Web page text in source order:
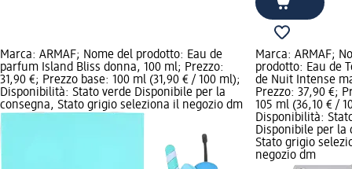
Marca: ARMAF; Nome del prodotto: Eau de
parfum Island Bliss donna, 100 ml; Prezzo:
31,90 €; Prezzo base: 100 ml (31,90 € / 100 ml);
Disponibilità: Stato verde Disponibile per la
consegna, Stato grigio seleziona il negozio dm
Marca: ARMAF;
prodotto: Eau de
de Nuit Intense
Prezzo: 37,90 €;
105 ml (36,10 € /
Disponibilità:
Disponibile per la
Stato grigio
negozio dm